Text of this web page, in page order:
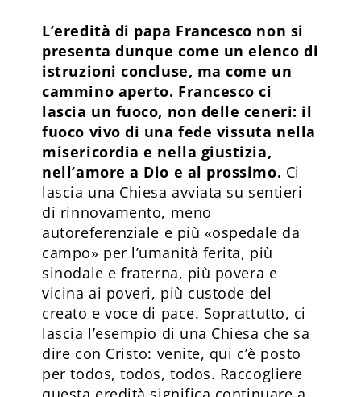
L’eredità di papa Francesco non si
presenta dunque come un elenco di
istruzioni concluse, ma come un
cammino aperto. Francesco ci
lascia un fuoco, non delle ceneri: il
fuoco vivo di una fede vissuta nella
misericordia e nella giustizia,
nell’amore a Dio e al prossimo. Ci
lascia una Chiesa avviata su sentieri
di rinnovamento, meno
autoreferenziale e più «ospedale da
campo» per l’umanità ferita, più
sinodale e fraterna, più povera e
vicina ai poveri, più custode del
creato e voce di pace. Soprattutto, ci
lascia l’esempio di una Chiesa che sa
dire con Cristo: venite, qui c’è posto
per todos, todos, todos. Raccogliere